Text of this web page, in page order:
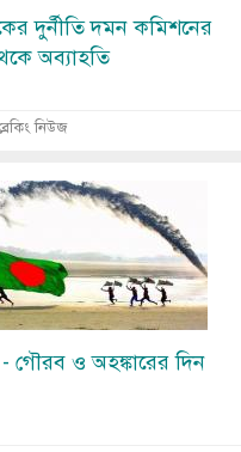
দুর্নীতি দমন কমিশনের
অব্যাহতি
নিউজ
গৌরব ও অহঙ্কারের দিন